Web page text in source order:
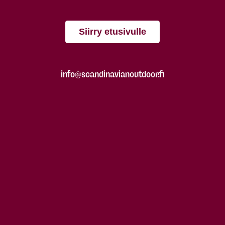
Siirry etusivulle
info@scandinavianoutdoor.fi